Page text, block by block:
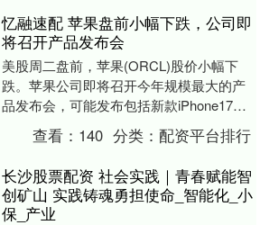
忆融速配 苹果盘前小幅下跌，公司即
将召开产品发布会
美股周二盘前，苹果(ORCL)股价小幅下
跌。苹果公司即将召开今年规模最大的产
品发布会，可能发布包括新款iPhone17在
内的最新系列设备。分析师称iPhone1....
查看： 140 分类：配资平台排行
长沙股票配资 社会实践｜青春赋能智
创矿山 实践铸魂勇担使命_智能化_小
保_产业